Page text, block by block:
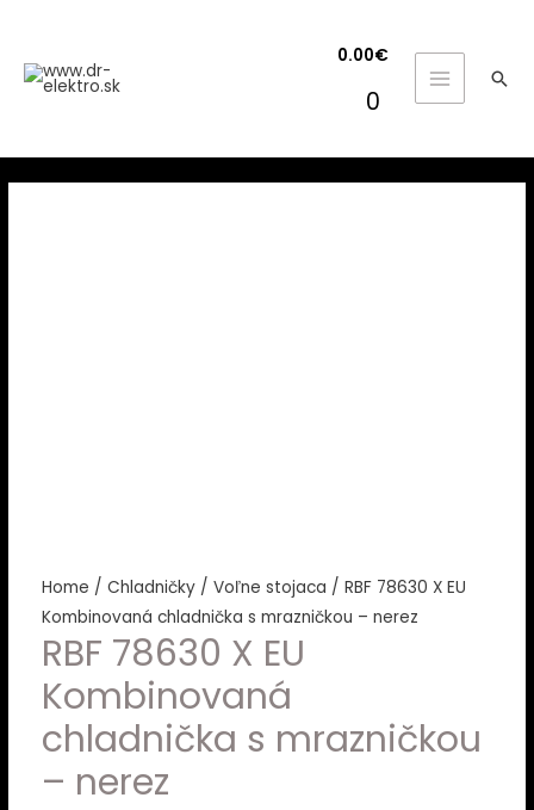
0.00€
0
MAIN
Home / Chladničky/ Voľne stojaca / RBF 78630 X EU
Kombinovaná chladnička s mrazničkou – nerez
RBF 78630 X EU
Kombinovaná
chladnička s mrazničkou
– nerez